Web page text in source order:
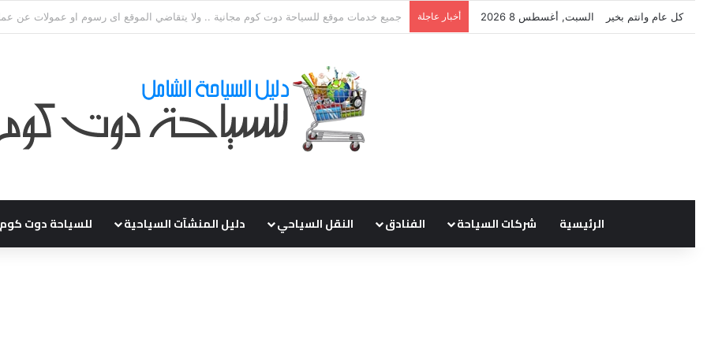
كل عام وانتم بخير السبت, أغسطس 8 2026 أخبار عاجلة نتشرف بتلقي طلباتكم و استفسارتكم ... لو عندك سؤال او استفسار ماتدرددش فى طلب
الرئيسية شركات السياحة الفنادق النقل السياحي دليل المنشآت السياحية للسياحة دوت كوم